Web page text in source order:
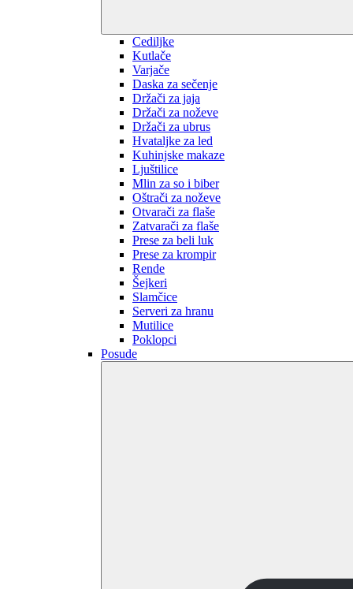
Cediljke
Kutlače
Varjače
Daska za sečenje
Držači za jaja
Držači za noževe
Držači za ubrus
Hvataljke za led
Kuhinjske makaze
Ljuštilice
Mlin za so i biber
Oštrači za noževe
Otvarači za flaše
Zatvarači za flaše
Prese za beli luk
Prese za krompir
Rende
Šejkeri
Slamčice
Serveri za hranu
Mutilice
Poklopci
Posude